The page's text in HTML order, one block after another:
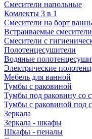
Смесители напольные
Комлекты 3 в 1
Смесители на борт
Встраиваемые смесители
Смесители с
Полотенцесушители
Водяные
Электрические
Мебель для ванной
Тумбы с раковиной
Тумбы под раковину со
Тумбы с раковиной под
Зеркала
Зеркала - шкафы
Шкафы - пеналы